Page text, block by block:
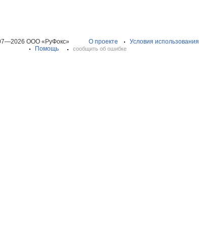
ООО «РуФокс» О проекте Условия использования
Помощь
сообщить об ошибке